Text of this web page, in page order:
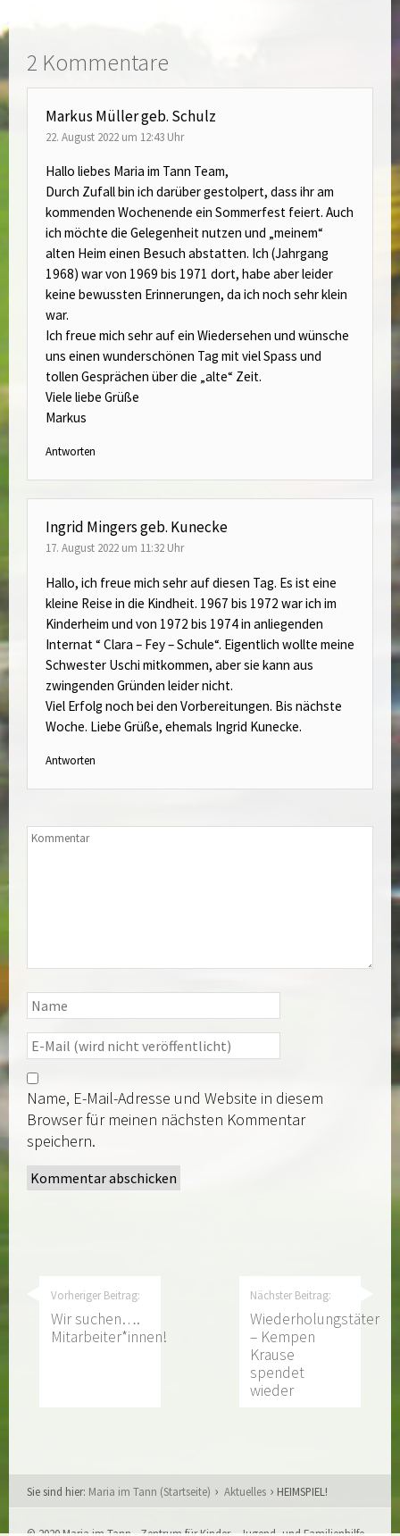
2 Kommentare
Markus Müller geb. Schulz
22. August 2022 um 12:43 Uhr
Hallo liebes Maria im Tann Team,
Durch Zufall bin ich darüber gestolpert, dass ihr am
kommenden Wochenende ein Sommerfest feiert. Auch
ich möchte die Gelegenheit nutzen und „meinem“
alten Heim einen Besuch abstatten. Ich (Jahrgang
1968) war von 1969 bis 1971 dort, habe aber leider
keine bewussten Erinnerungen, da ich noch sehr klein
war.
Ich freue mich sehr auf ein Wiedersehen und wünsche
uns einen wunderschönen Tag mit viel Spass und
tollen Gesprächen über die „alte“ Zeit.
Viele liebe Grüße
Markus
Antworten
Ingrid Mingers geb. Kunecke
17. August 2022 um 11:32 Uhr
Hallo, ich freue mich sehr auf diesen Tag. Es ist eine
kleine Reise in die Kindheit. 1967 bis 1972 war ich im
Kinderheim und von 1972 bis 1974 in anliegenden
Internat “ Clara – Fey – Schule“. Eigentlich wollte meine
Schwester Uschi mitkommen, aber sie kann aus
zwingenden Gründen leider nicht.
Viel Erfolg noch bei den Vorbereitungen. Bis nächste
Woche. Liebe Grüße, ehemals Ingrid Kunecke.
Antworten
Name, E-Mail-Adresse und Website in diesem
Browser für meinen nächsten Kommentar
speichern.
Vorheriger Beitrag:
Wir suchen….
Mitarbeiter*innen!
Nächster Beitrag:
Wiederholungstäter
– Kempen
Krause
spendet
wieder
Sie sind hier: Maria im Tann (Startseite) Aktuelles HEIMSPIEL!
© 2020 Maria im Tann - Zentrum für Kinder-, Jugend- und Familienhilfe,